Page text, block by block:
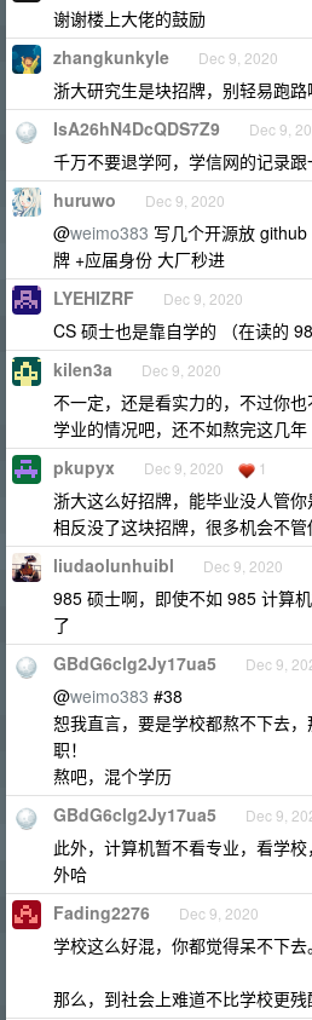
谢谢楼上大佬的鼓励
zhangkunkyle Dec 9, 2020
浙大研究生是块招牌，别轻易跑路
IsA26hN4DcQDS7Z9 Dec 9,
千万不要退学阿，学信网的记录
huruwo Dec 9, 2020
@weimo383 写几个开源放
牌 +应届身份 大厂秒进
LYEHIZRF Dec 9, 2020
CS 硕士也是靠自学的 （在读的
kilen3a Dec 9, 2020
不一定，还是看实力的，不过你
学业的情况吧，还不如熬完这几年
pkupyx Dec 9, 2020 1
浙大这么好招牌，能毕业没人管你
相反没了这块招牌，很多机会不管
liudaolunhuibl Dec 9, 2020
985 硕士啊，即使不如 985 计算
了
GBdG6clg2Jy17ua5 Dec 9,
@weimo383 #38
恕我直言，要是学校都熬不下去
职！
熬吧，混个学历
GBdG6clg2Jy17ua5 Dec 9,
此外，计算机暂不看专业，看学
外哈
Fading2276 Dec 9, 2020
学校这么好混，你都觉得呆不下去。
那么，到社会上难道不比学校更残